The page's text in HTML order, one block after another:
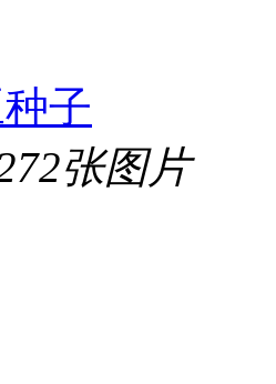
子
2张图片